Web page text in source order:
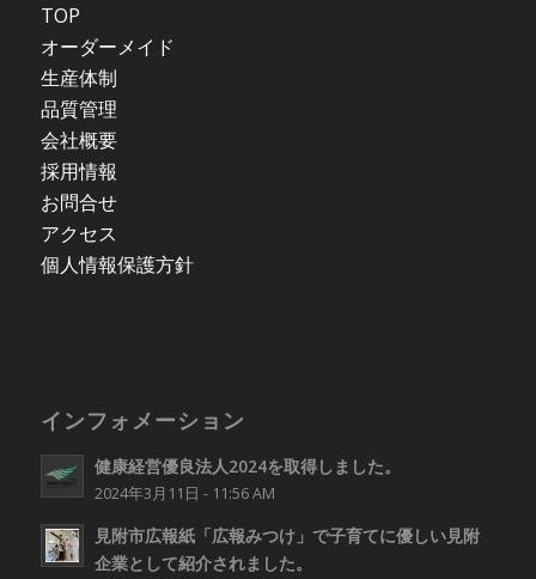
TOP
オーダーメイド
生産体制
品質管理
会社概要
採用情報
お問合せ
アクセス
個人情報保護方針
インフォメーション
健康経営優良法人2024を取得しました。
2024年3月11日 - 11:56 AM
見附市広報紙「広報みつけ」で子育てに優しい見附
企業として紹介されました。